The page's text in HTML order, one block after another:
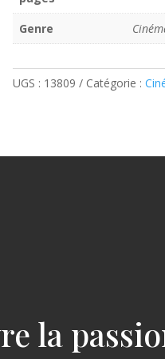
Genre
UGS : 13809 Catégorie :
la